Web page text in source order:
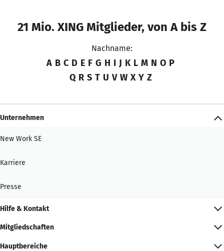
21 Mio. XING Mitglieder, von A bis Z
Nachname:
A B C D E F G H I J K L M N O P
Q R S T U V W X Y Z
Unternehmen
New Work SE
Karriere
Presse
Hilfe & Kontakt
Mitgliedschaften
Hauptbereiche